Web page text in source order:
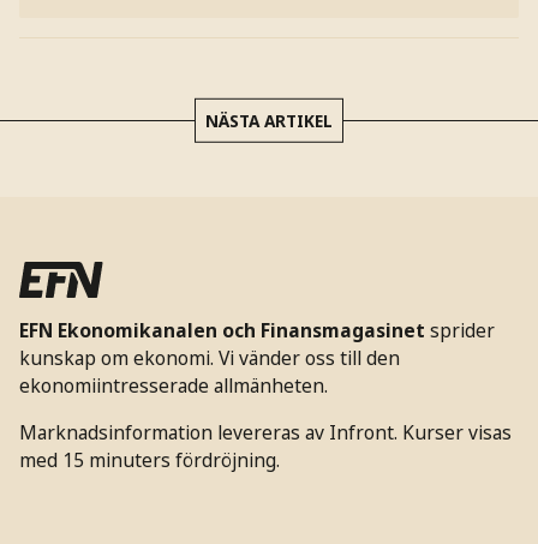
NÄSTA ARTIKEL
EFN Ekonomikanalen och Finansmagasinet sprider
kunskap om ekonomi. Vi vänder oss till den
ekonomiintresserade allmänheten.
Marknadsinformation levereras av Infront. Kurser visas
med 15 minuters fördröjning.